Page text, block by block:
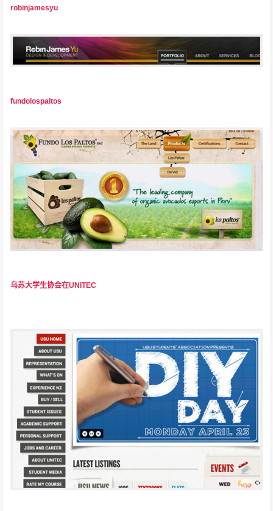
robinjamesyu
fundolospaltos
乌苏大学生协会在UNITEC